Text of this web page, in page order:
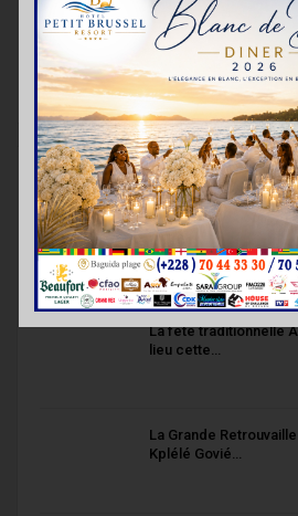
Lazarre KONDO 16 Sep 2022
Quelques heures après son arrivée
pour deux concerts live, Dadju, l'artiste
a…
TRENDING NOW
PayPal : Otto
déploiement du…
La fête traditionnelle
lieu cette…
La Grande
Kplélé Govié…